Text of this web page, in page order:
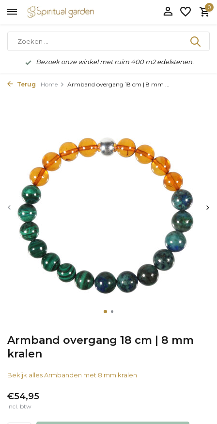
0
Bezoek onze winkel met ruim 400 m2 edelstenen.
Terug Home Armband overgang 18 cm | 8 mm ...
Armband overgang 18 cm | 8 mm
kralen
Bekijk alles Armbanden met 8 mm kralen
€54,95
Incl. btw